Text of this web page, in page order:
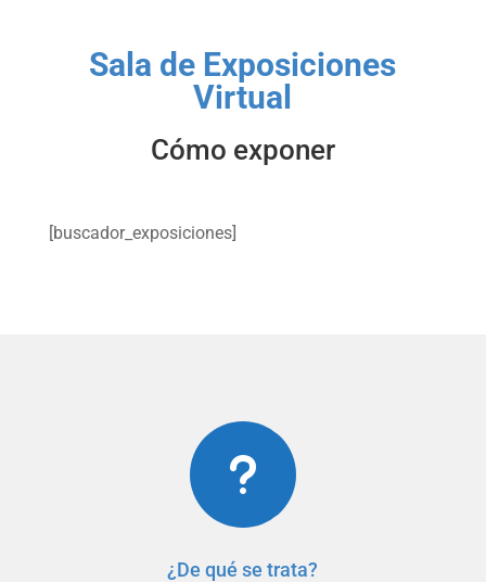
Sala de Exposiciones
Virtual
Cómo exponer
[buscador_exposiciones]
u
¿De qué se trata?